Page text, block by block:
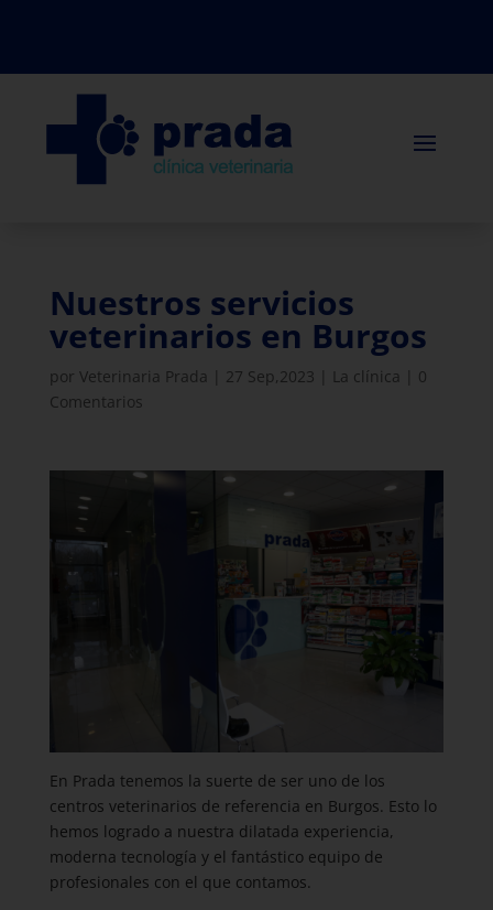
Nuestros servicios
veterinarios en Burgos
por Veterinaria Prada 27 Sep,2023 La clínica
0
Comentarios
En Prada tenemos la suerte de ser uno de los
centros veterinarios de referencia en Burgos. Esto lo
hemos logrado a nuestra dilatada experiencia,
moderna tecnología y el fantástico equipo de
profesionales con el que contamos.